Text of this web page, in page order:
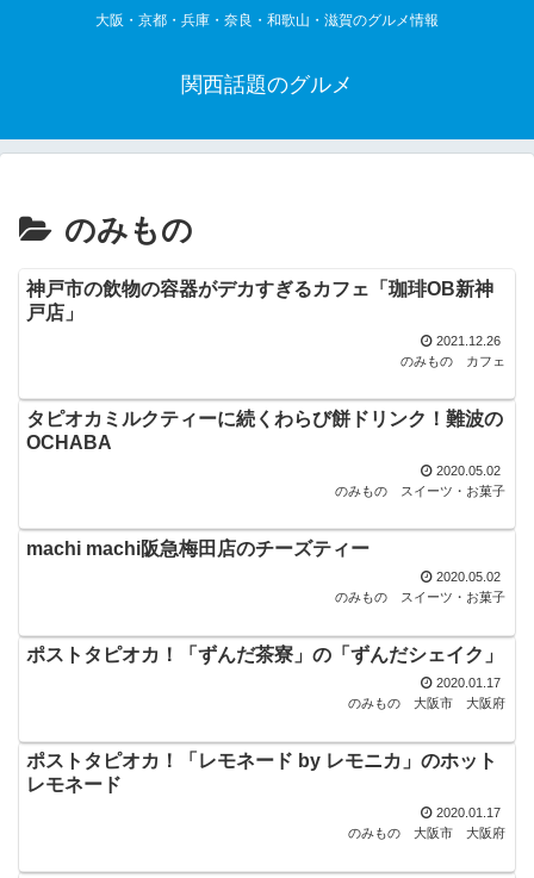
大阪・京都・兵庫・奈良・和歌山・滋賀のグルメ情報
関西話題のグルメ
のみもの
神戸市の飲物の容器がデカすぎるカフェ「珈琲OB新神
戸店」
2021.12.26
のみもの
カフェ
タピオカミルクティーに続くわらび餅ドリンク！難波の
OCHABA
2020.05.02
のみもの
スイーツ・お菓子
machi machi阪急梅田店のチーズティー
2020.05.02
のみもの
スイーツ・お菓子
ポストタピオカ！「ずんだ茶寮」の「ずんだシェイク」
2020.01.17
のみもの
大阪市 大阪府
ポストタピオカ！「レモネード by レモニカ」のホット
レモネード
2020.01.17
のみもの
大阪市 大阪府